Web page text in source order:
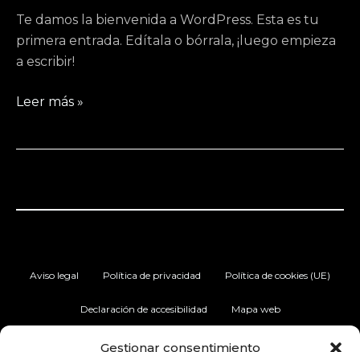
Gestionar consentimiento
Te damos la bienvenida a WordPress. Esta es tu
primera entrada. Edítala o bórrala, ¡luego empieza
a escribir!
Leer más »
Aviso legal Política de privacidad Política de cookies (UE)
Declaración de accesibilidad Mapa web